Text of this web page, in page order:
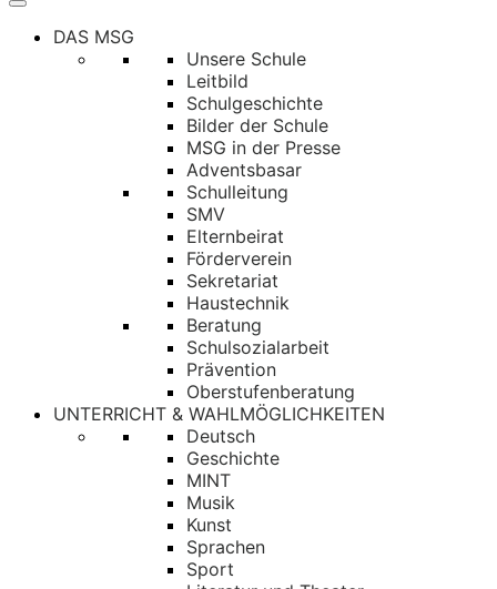
DAS MSG
Unsere Schule
Leitbild
Schulgeschichte
Bilder der Schule
MSG in der Presse
Adventsbasar
Schulleitung
SMV
Elternbeirat
Förderverein
Sekretariat
Haustechnik
Beratung
Schulsozialarbeit
Prävention
Oberstufenberatung
UNTERRICHT & WAHLMÖGLICHKEITEN
Deutsch
Geschichte
MINT
Musik
Kunst
Sprachen
Sport